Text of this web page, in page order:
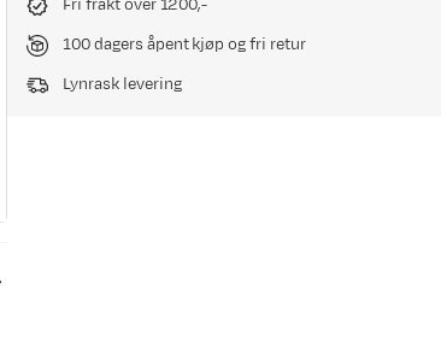
Fri frakt over 1200,-
100 dagers åpent kjøp og fri retur
Lynrask levering